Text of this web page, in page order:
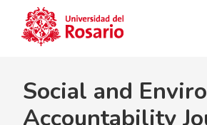
Social and
Accountability